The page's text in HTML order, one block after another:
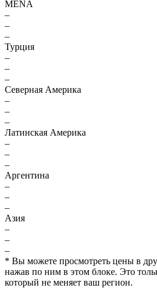
MENA
–
–
–
Турция
–
–
–
Северная Америка
–
–
–
Латинская Америка
–
–
–
Аргентина
–
–
–
Азия
–
–
–
* Вы можете просмотреть цены в
нажав по ним в этом блоке. Это
который не меняет ваш регион.